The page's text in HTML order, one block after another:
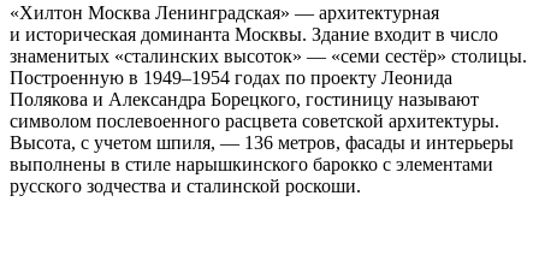
«Хилтон Москва Ленинградская» — архитектурная
и историческая доминанта Москвы. Здание входит в число
знаменитых «сталинских высоток» — «семи сестёр» столицы.
Построенную в 1949–1954 годах по проекту Леонида
Полякова и Александра Борецкого, гостиницу называют
символом послевоенного расцвета советской архитектуры.
Высота, с учетом шпиля, — 136 метров, фасады и интерьеры
выполнены в стиле нарышкинского барокко с элементами
русского зодчества и сталинской роскоши.